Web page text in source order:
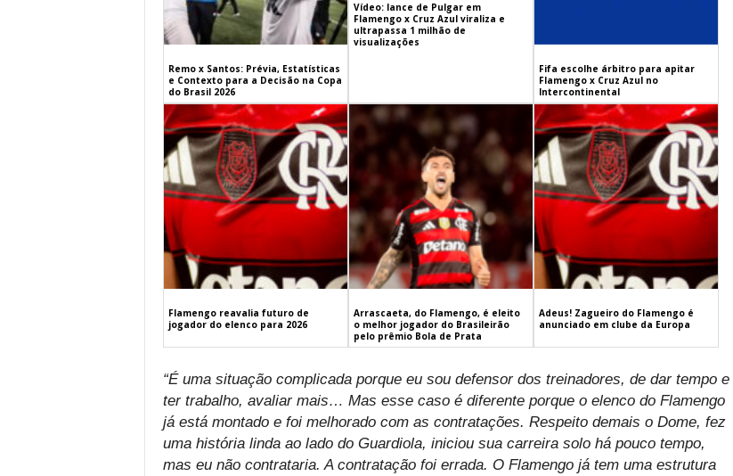
Remo x Santos: Prévia, Estatísticas
e Contexto para a Decisão na Copa
do Brasil 2026
Vídeo: lance de Pulgar em
Flamengo x Cruz Azul viraliza e
ultrapassa 1 milhão de
visualizações
Fifa escolhe árbitro para apitar
Flamengo x Cruz Azul no
Intercontinental
Flamengo reavalia futuro de
jogador do elenco para 2026
Arrascaeta, do Flamengo, é eleito
o melhor jogador do Brasileirão
pelo prêmio Bola de Prata
Adeus! Zagueiro do Flamengo é
anunciado em clube da Europa
“É uma situação complicada porque eu sou defensor dos treinadores, de dar tempo e
ter trabalho, avaliar mais… Mas esse caso é diferente porque o elenco do Flamengo
já está montado e foi melhorado com as contratações. Respeito demais o Dome, fez
uma história linda ao lado do Guardiola, iniciou sua carreira solo há pouco tempo,
mas eu não contrataria. A contratação foi errada. O Flamengo já tem uma estrutura